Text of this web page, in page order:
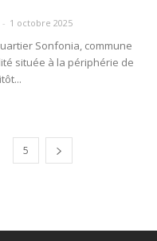
- 1 octobre 2025
Sonfonia, commune
située à la périphérie de
5